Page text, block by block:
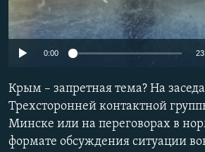
ПОБЕДИТЕЛЕЙ НЕ СУДЯТ?
КРЫМ.НЕПОКОРЕННЫЙ
УКРАИНСКАЯ ПРОБЛЕМА КРЫМА
ПРИСОЕДИНЯЙТЕСЬ!
Все сайты RFE/RL
0:00
Крым – запретная тема? На
Трехсторонней контактной
Минске или на переговорах в
формате обсуждения ситуации